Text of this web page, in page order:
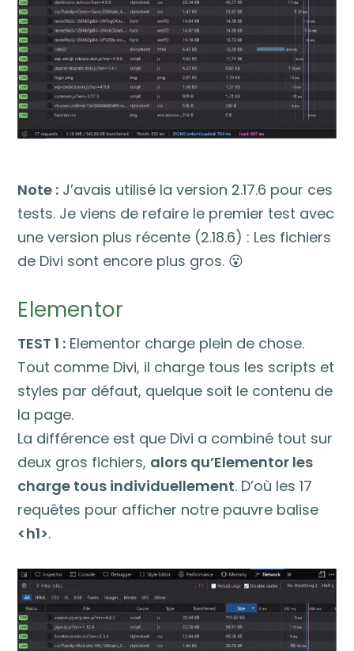
Note : J’avais utilisé la version 2.17.6 pour ces
tests. Je viens de refaire le premier test avec
une version plus récente (2.18.6) : Les fichiers
de Divi sont encore plus gros. 😮
Elementor
TEST 1 : Elementor charge plein de chose.
Tout comme Divi, il charge tous les scripts et
styles par défaut, quelque soit le contenu de
la page.
La différence est que Divi a combiné tout sur
deux gros fichiers, alors qu’Elementor les
charge tous individuellement. D’où les 17
requêtes pour afficher notre pauvre balise
<h1>.